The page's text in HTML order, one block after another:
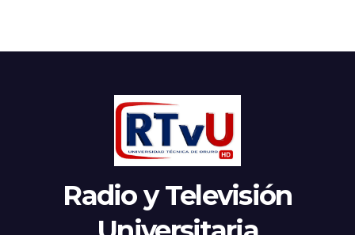
Radio y Televisión